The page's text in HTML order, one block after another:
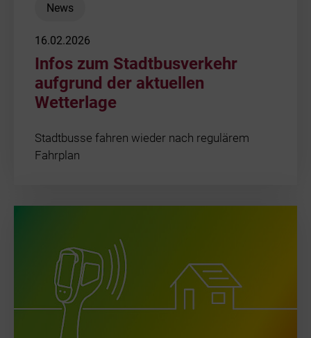
News
16.02.2026
Infos zum Stadtbusverkehr
aufgrund der aktuellen
Wetterlage
Stadtbusse fahren wieder nach regulärem
Fahrplan